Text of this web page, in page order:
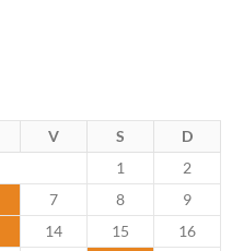
V S
D
1
2
7 8
9
14 15
16